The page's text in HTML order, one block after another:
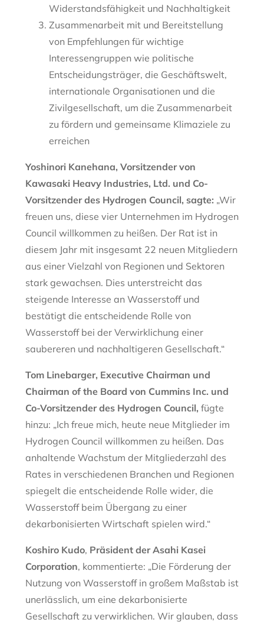
Widerstandsfähigkeit und Nachhaltigkeit
Zusammenarbeit mit und Bereitstellung
von Empfehlungen für wichtige
Interessengruppen wie politische
Entscheidungsträger, die Geschäftswelt,
internationale Organisationen und die
Zivilgesellschaft, um die Zusammenarbeit
zu fördern und gemeinsame Klimaziele zu
erreichen
Yoshinori Kanehana, Vorsitzender von
Kawasaki Heavy Industries, Ltd. und Co-
Vorsitzender des Hydrogen Council, sagte: „Wir
freuen uns, diese vier Unternehmen im Hydrogen
Council willkommen zu heißen. Der Rat ist in
diesem Jahr mit insgesamt 22 neuen Mitgliedern
aus einer Vielzahl von Regionen und Sektoren
stark gewachsen. Dies unterstreicht das
steigende Interesse an Wasserstoff und
bestätigt die entscheidende Rolle von
Wasserstoff bei der Verwirklichung einer
saubereren und nachhaltigeren Gesellschaft.“
Tom Linebarger, Executive Chairman und
Chairman of the Board von Cummins Inc. und
Co-Vorsitzender des Hydrogen Council, fügte
hinzu: „Ich freue mich, heute neue Mitglieder im
Hydrogen Council willkommen zu heißen. Das
anhaltende Wachstum der Mitgliederzahl des
Rates in verschiedenen Branchen und Regionen
spiegelt die entscheidende Rolle wider, die
Wasserstoff beim Übergang zu einer
dekarbonisierten Wirtschaft spielen wird.“
Koshiro Kudo, Präsident der Asahi Kasei
Corporation, kommentierte: „Die Förderung der
Nutzung von Wasserstoff in großem Maßstab ist
unerlässlich, um eine dekarbonisierte
Gesellschaft zu verwirklichen. Wir glauben, dass